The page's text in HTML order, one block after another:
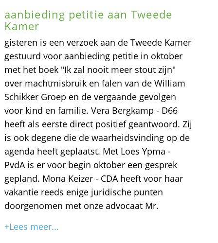
aanbieding petitie aan Tweede
Kamer
gisteren is een verzoek aan de Tweede Kamer
gestuurd voor aanbieding petitie in oktober
met het boek "Ik zal nooit meer stout zijn"
over machtmisbruik en falen van de William
Schikker Groep en de vergaande gevolgen
voor kind en familie. Vera Bergkamp - D66
heeft als eerste direct positief geantwoord. Zij
is ook degene die de waarheidsvinding op de
agenda heeft geplaatst. Met Loes Ypma -
PvdA is er voor begin oktober een gesprek
gepland. Mona Keizer - CDA heeft voor haar
vakantie reeds enige juridische punten
doorgenomen met onze advocaat Mr.
+Lees meer...